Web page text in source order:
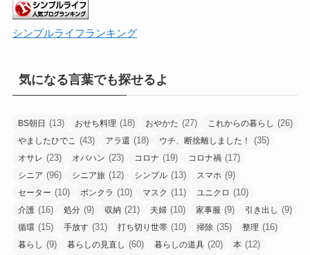
シンプルライフランキング
気になる言葉でも探せるよ
BS朝日 (13) おせち料理 (18) おやかた (27) これからの暮らし (26)
やましたひでこ (43) アラ還 (18) ウチ、断捨離しました！ (35)
オサレ (23) オバハン (23) コロナ (19) コロナ禍 (17)
シニア (96) シニア旅 (12) シンプル (13) スマホ (9)
セーター (10) ボンクラ (10) マスク (11) ユニクロ (10)
介護 (16) 処分 (9) 収納 (21) 夫婦 (10) 家事服 (9) 引き出し (9)
循環 (15) 手放す (31) 打ち切り世帯 (10) 掃除 (35) 整理 (16)
暮らし (9) 暮らしの見直し (60) 暮らしの道具 (20) 本 (12)